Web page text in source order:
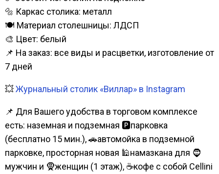
🔩 Каркас столика: металл
🍽️ Материал столешницы: ЛДСП
🎨 Цвет: белый
📌 На заказ: все виды и расцветки, изготовление от
7 дней
💥Журнальный столик «Виллар» в Instagram
📌 Для Вашего удобства в торговом комплексе
есть: наземная и подземная 🅿парковка
(бесплатно 15 мин.), 🚗автомойка в подземной
парковке, просторная новая 🕌намазкана для 🧔
мужчин и 🧕женщин (1 этаж), ☕кофе с собой Cellini